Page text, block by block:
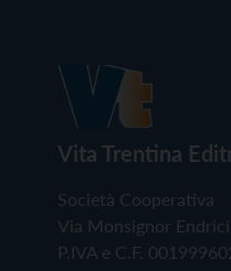
Vita Trentina
Società Cooperativa
Via Monsignor
P.IVA e C.F.